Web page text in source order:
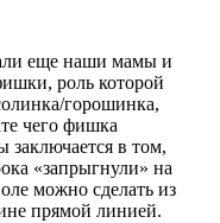
еще наши мамы и
роль которой
горошинка,
чего фишка
заключается в том,
«запрыгнули» на
можно сделать из
прямой линией.